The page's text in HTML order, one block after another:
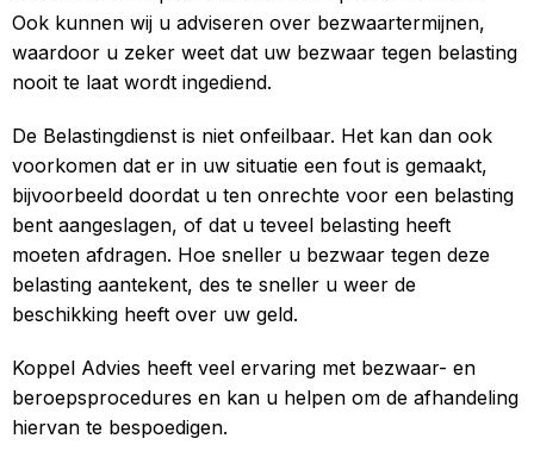
Ook kunnen wij u adviseren over bezwaartermijnen,
waardoor u zeker weet dat uw bezwaar tegen belasting
nooit te laat wordt ingediend.
De Belastingdienst is niet onfeilbaar. Het kan dan ook
voorkomen dat er in uw situatie een fout is gemaakt,
bijvoorbeeld doordat u ten onrechte voor een belasting
bent aangeslagen, of dat u teveel belasting heeft
moeten afdragen. Hoe sneller u bezwaar tegen deze
belasting aantekent, des te sneller u weer de
beschikking heeft over uw geld.
Koppel Advies heeft veel ervaring met bezwaar- en
beroepsprocedures en kan u helpen om de afhandeling
hiervan te bespoedigen.